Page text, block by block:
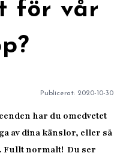
för vår
Publicerat: 2020-10-30
har du omedvetet
av dina känslor, eller så
Fullt normalt! Du ser